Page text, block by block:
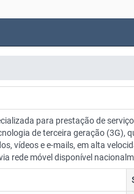
para prestação de
de terceira geração (3G),
vídeos e e-mails, em alta
rede móvel disponível